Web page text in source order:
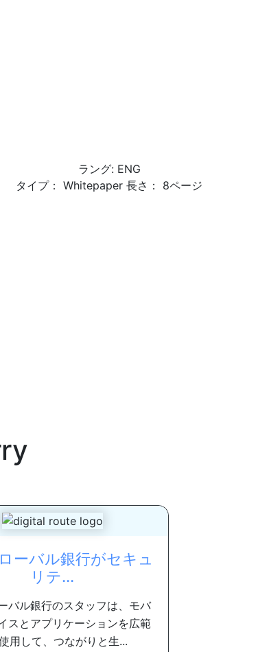
ラング: ENG
タイプ： Whitepaper 長さ： 8ページ
ーバル銀行がセキュ
リテ...
バル銀行のスタッフは、モバ
スとアプリケーションを広範
用して、つながりと生...